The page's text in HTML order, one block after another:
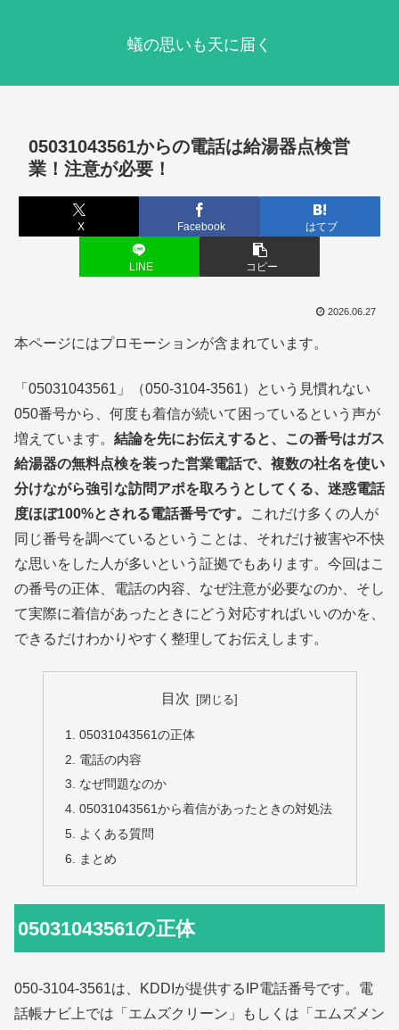
蟻の思いも天に届く
05031043561からの電話は給湯器点検営
業！注意が必要！
X Facebook はてブ
LINE コピー
2026.06.27
本ページにはプロモーションが含まれています。
「05031043561」（050-3104-3561）という見慣れない
050番号から、何度も着信が続いて困っているという声が
増えています。 結論を先にお伝えすると、この番号はガス
給湯器の無料点検を装った営業電話で、複数の社名を使い
分けながら強引な訪問アポを取ろうとしてくる、迷惑電話
度ほぼ100%とされる電話番号です。
これだけ多くの人が
同じ番号を調べているということは、それだけ被害や不快
な思いをした人が多いという証拠でもあります。今回はこ
の番号の正体、電話の内容、なぜ注意が必要なのか、そし
て実際に着信があったときにどう対応すればいいのかを、
できるだけわかりやすく整理してお伝えします。
目次
05031043561の正体
電話の内容
なぜ問題なのか
05031043561から着信があったときの対処法
よくある質問
まとめ
05031043561の正体
050-3104-3561は、KDDIが提供するIP電話番号です。電
話帳ナビ上では「エムズクリーン」もしくは「エムズメン